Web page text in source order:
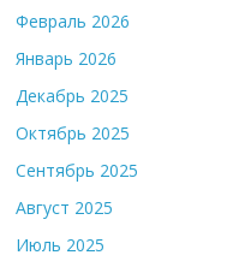
Февраль 2026
Январь 2026
Декабрь 2025
Октябрь 2025
Сентябрь 2025
Август 2025
Июль 2025